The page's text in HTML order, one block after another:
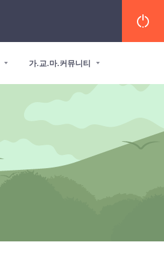
가.교.마.커뮤니티